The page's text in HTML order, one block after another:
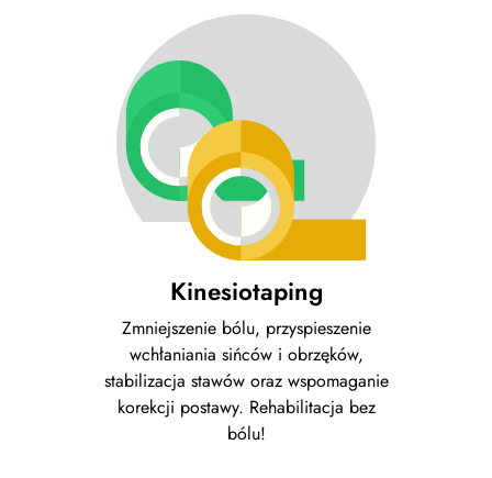
Kinesiotaping
Zmniejszenie bólu, przyspieszenie
wchłaniania sińców i obrzęków,
stabilizacja stawów oraz wspomaganie
korekcji postawy. Rehabilitacja bez
bólu!